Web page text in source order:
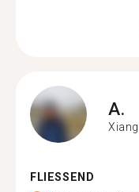
A.
FLIESSEND